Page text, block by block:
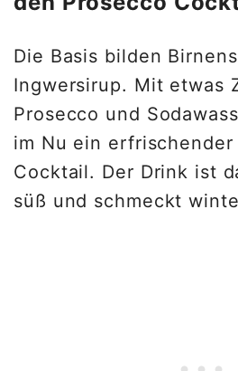
Die Basis bilden
Ingwersirup. Mit etwas
Prosecco und
im Nu ein erfrischender
Cocktail. Der Drink ist
süß und schmeckt